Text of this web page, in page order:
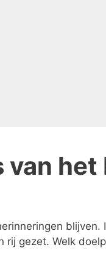
het
rij gezet. Welk